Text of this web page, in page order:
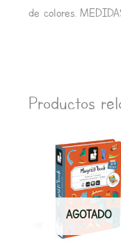
de colores.
Productos
AGOTADO